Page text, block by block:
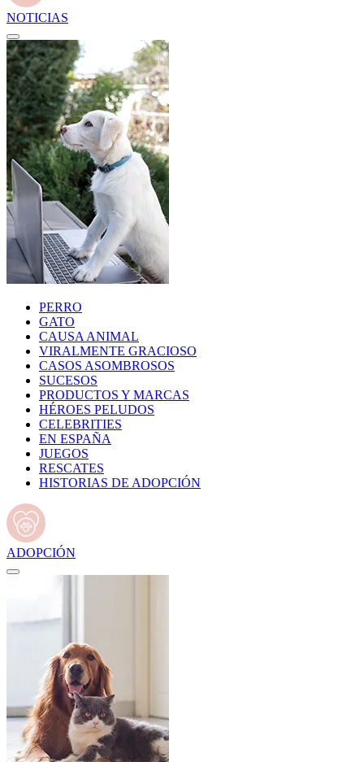
NOTICIAS
PERRO
GATO
CAUSA ANIMAL
VIRALMENTE GRACIOSO
CASOS ASOMBROSOS
SUCESOS
PRODUCTOS Y MARCAS
HÉROES PELUDOS
CELEBRITIES
EN ESPAÑA
JUEGOS
RESCATES
HISTORIAS DE ADOPCIÓN
ADOPCIÓN